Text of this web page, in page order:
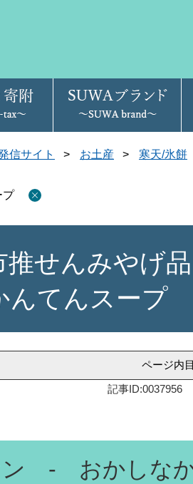
信サイト > お土産 > 寒天/氷餅
プ
推せんみやげ
んてんスープ
ページ内
記事ID:0037956
ン - おかしなか